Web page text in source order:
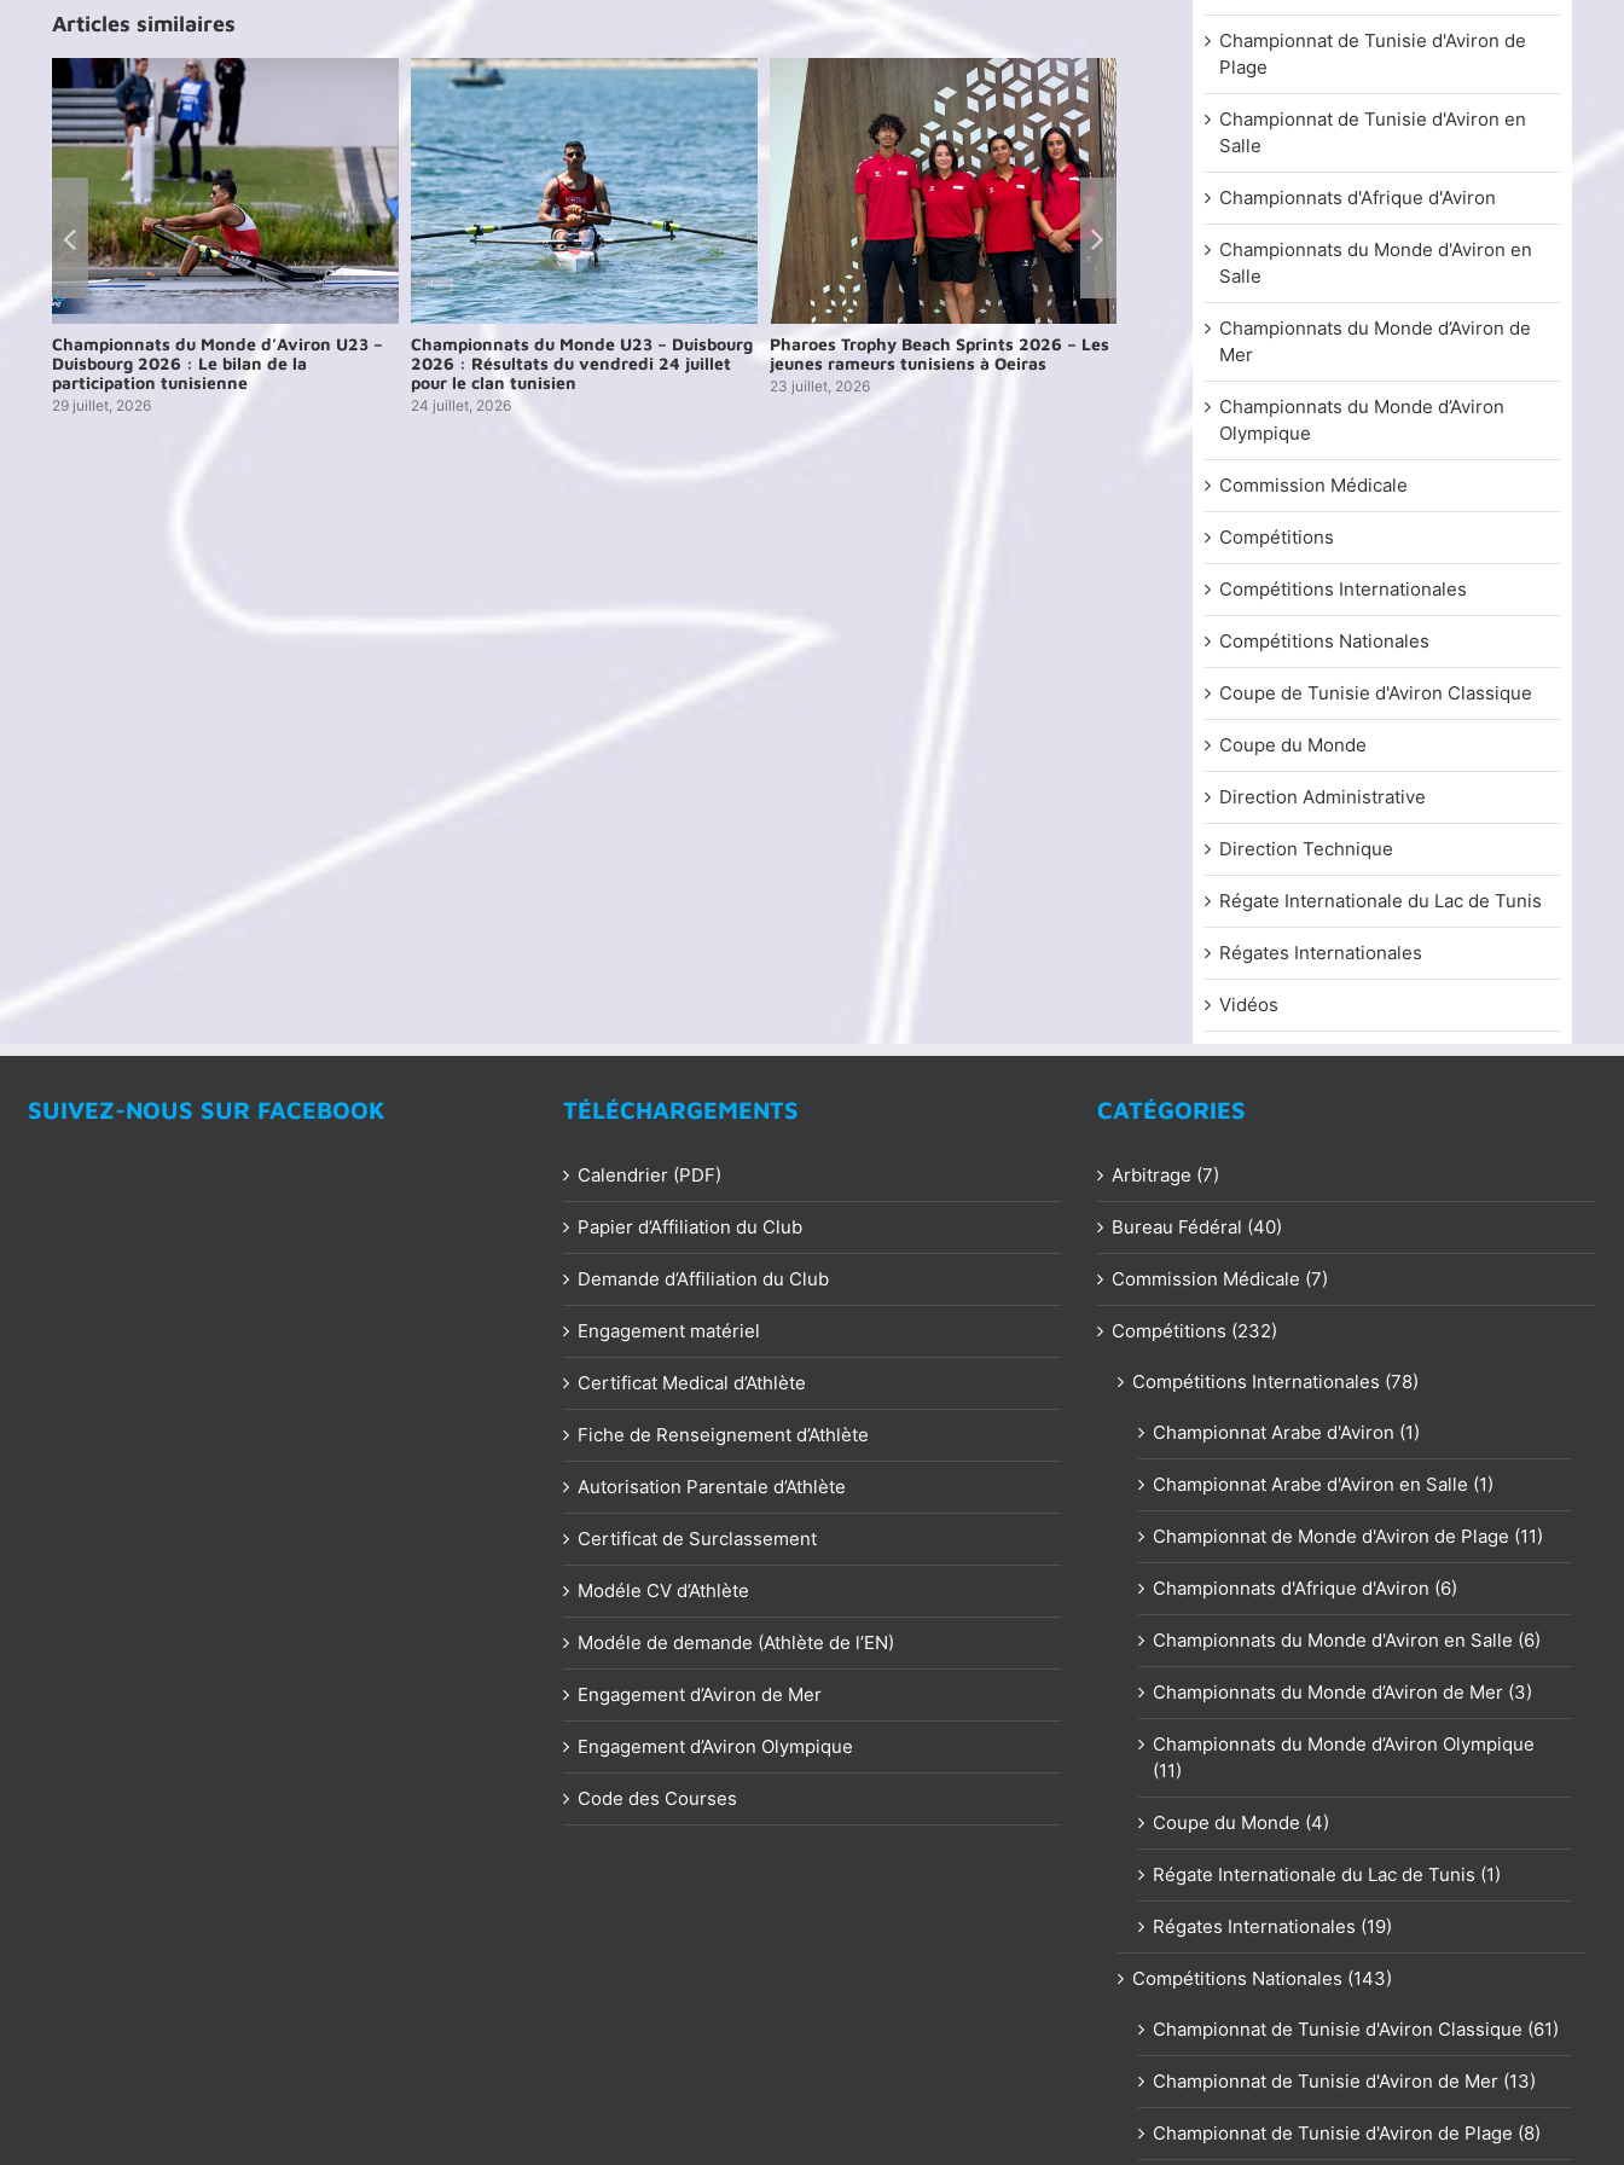
Articles similaires
Championnats du Monde d’Aviron U23 –
Duisbourg 2026 : Le bilan de la
participation tunisienne
29 juillet, 2026
Championnats du Monde U23 – Duisbourg
2026 : Résultats du vendredi 24 juillet
pour le clan tunisien
24 juillet, 2026
Pharoes Trophy Beach Sprints 2026 – Les
jeunes rameurs tunisiens à Oeiras
23 juillet, 2026
Championnats du Monde U19 – Plovdiv
7 août, 2026
participation
29 juillet, 2026
Championnat de Tunisie d'Aviron de
Plage
Championnat de Tunisie d'Aviron en
Salle
Championnats d'Afrique d'Aviron
Championnats du Monde d'Aviron en
Salle
Championnats du Monde d’Aviron de
Mer
Championnats du Monde d’Aviron
Olympique
Commission Médicale
Compétitions
Compétitions Internationales
Compétitions Nationales
Coupe de Tunisie d'Aviron Classique
Coupe du Monde
Direction Administrative
Direction Technique
Régate Internationale du Lac de Tunis
Régates Internationales
Vidéos
SUIVEZ-NOUS SUR FACEBOOK TÉLÉCHARGEMENTS
Calendrier (PDF)
Papier d’Affiliation du Club
Demande d’Affiliation du Club
Engagement matériel
Certificat Medical d’Athlète
Fiche de Renseignement d’Athlète
Autorisation Parentale d’Athlète
Certificat de Surclassement
Modéle CV d’Athlète
Modéle de demande (Athlète de l’EN)
Engagement d’Aviron de Mer
Engagement d’Aviron Olympique
Code des Courses
CATÉGORIES
Arbitrage (7)
Bureau Fédéral (40)
Commission Médicale (7)
Compétitions (232)
Compétitions Internationales (78)
Championnat Arabe d'Aviron (1)
Championnat Arabe d'Aviron en Salle (1)
Championnat de Monde d'Aviron de Plage (11)
Championnats d'Afrique d'Aviron (6)
Championnats du Monde d'Aviron en Salle (6)
Championnats du Monde d’Aviron de Mer (3)
Championnats du Monde d’Aviron Olympique
(11)
Coupe du Monde (4)
Régate Internationale du Lac de Tunis (1)
Régates Internationales (19)
Compétitions Nationales (143)
Championnat de Tunisie d'Aviron Classique (61)
Championnat de Tunisie d'Aviron de Mer (13)
Championnat de Tunisie d'Aviron de Plage (8)